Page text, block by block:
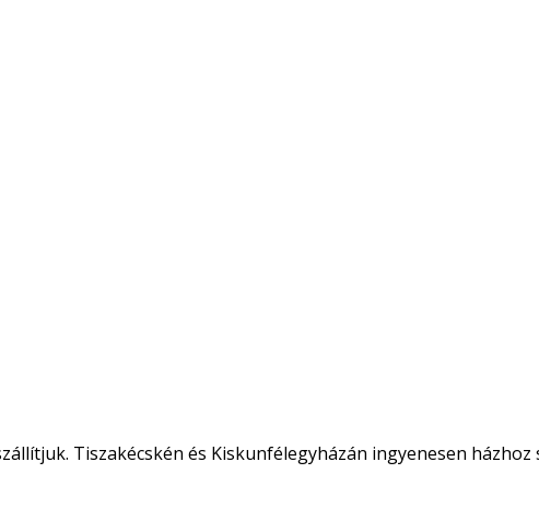
Tiszakécskén és Kiskunfélegyházán ingyenesen házhoz